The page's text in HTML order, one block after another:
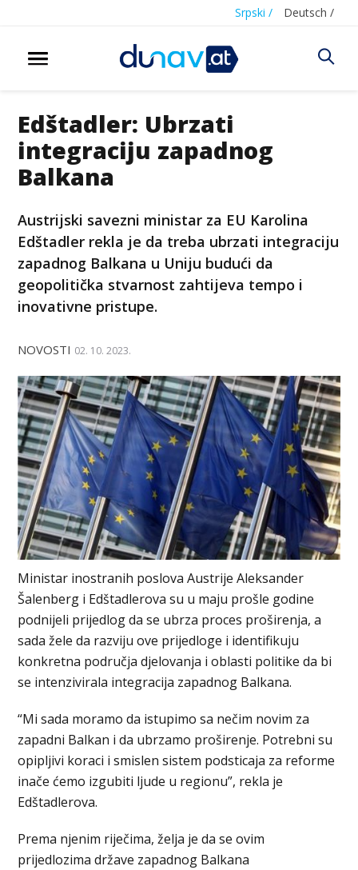
Srpski / Deutsch /
Edštadler: Ubrzati
integraciju zapadnog
Balkana
Austrijski savezni ministar za EU Karolina
Edštadler rekla je da treba ubrzati integraciju
zapadnog Balkana u Uniju budući da
geopolitička stvarnost zahtijeva tempo i
inovativne pristupe.
NOVOSTI 02. 10. 2023.
Ministar inostranih poslova Austrije Aleksander
Šalenberg i Edštadlerova su u maju prošle godine
podnijeli prijedlog da se ubrza proces proširenja, a
sada žele da razviju ove prijedloge i identifikuju
konkretna područja djelovanja i oblasti politike da bi
se intenzivirala integracija zapadnog Balkana.
“Mi sada moramo da istupimo sa nečim novim za
zapadni Balkan i da ubrzamo proširenje. Potrebni su
opipljivi koraci i smislen sistem podsticaja za reforme
inače ćemo izgubiti ljude u regionu”, rekla je
Edštadlerova.
Prema njenim riječima, želja je da se ovim
prijedlozima države zapadnog Balkana